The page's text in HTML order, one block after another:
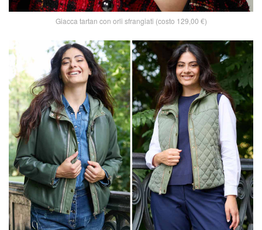
Giacca tartan con orli sfrangiati (costo 129,00 €)